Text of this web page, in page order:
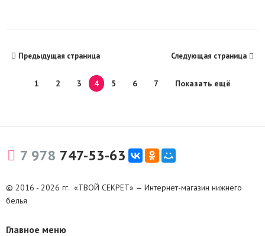
Предыдущая страница
1 2 3 4 5 6 7 Показать ещё
Следующая страница
7 978 747-53-63
© 2016 - 2026 гг. «ТВОЙ СЕКРЕТ» — Интернет-магазин нижнего
белья
Главное меню